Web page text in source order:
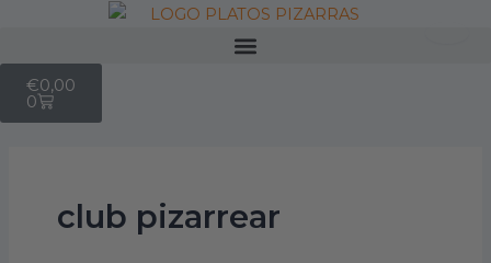
contenido
Menu
€0,00
0
club pizarrear